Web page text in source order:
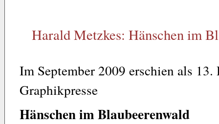
Harald Metzkes: Hänschen im
Im September 2009 erschien als
Graphikpresse
Hänschen im Blaubeerenwald